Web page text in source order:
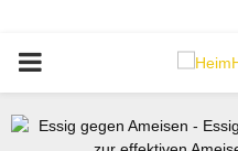
PRIMARY
MENU